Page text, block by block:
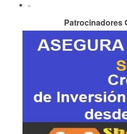
»
Patrocinadores